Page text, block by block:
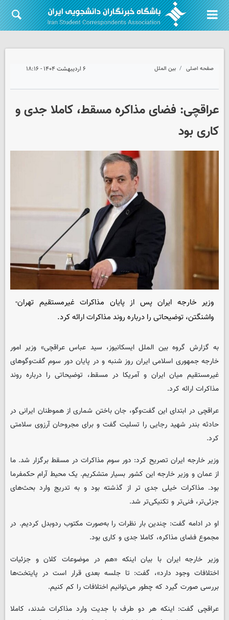
صفحه اصلی بین الملل ۶ اردیبهشت ۱۴۰۴ - ۱۸:۱۶
عراقچی: فضای مذاکره مسقط، کاملا جدی و
کاری بود
وزیر خارجه ایران پس از پایان مذاکرات غیرمستقیم تهران-
واشنگتن، توضیحاتی را درباره روند مذاکرات ارائه کرد.
به گزارش گروه بین الملل ایسکانیوز، سید عباس عراقچی» وزیر امور
خارجه جمهوری اسلامی ایران روز شنبه و در پایان دور سوم گفت‌وگوهای
غیرمستقیم میان ایران و آمریکا در مسقط، توضیحاتی را درباره روند
مذاکرات ارائه کرد.
عراقچی در ابتدای این گفت‌وگو، جان باختن شماری از هموطنان ایرانی در
حادثه بندر شهید رجایی را تسلیت گفت و برای مجروحان آرزوی سلامتی
کرد.
وزیر خارجه ایران تصریح کرد: دور سوم مذاکرات در مسقط برگزار شد. ما
از عمان و وزیر خارجه این کشور بسیار متشکریم. یک محیط آرام حکمفرما
بود. مذاکرات خیلی جدی تر از گذشته بود و به تدریج وارد بحث‌های
جزئی‌تر، فنی‌تر و تکنیکی‌تر شد.
او در ادامه گفت: چندین بار نظرات را به‌صورت مکتوب ردوبدل کردیم. در
مجموع فضای مذاکره، کاملا جدی و کاری بود.
وزیر خارجه ایران با بیان اینکه «هم در موضوعات کلان و جزئیات
اختلافات وجود دارد»، گفت: تا جلسه بعدی قرار است در پایتخت‌ها
بررسی صورت گیرد که چطور می‌توانیم اختلافات را کم کنیم.
عراقچی گفت: اینکه هر دو طرف با جدیت وارد مذاکرات شدند، کاملا